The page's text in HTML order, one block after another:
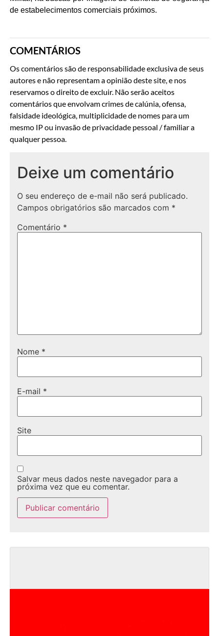
de estabelecimentos comerciais próximos.
COMENTÁRIOS
Os comentários são de responsabilidade exclusiva de seus
autores e não representam a opinião deste site, e nos
reservamos o direito de excluir. Não serão aceitos
comentários que envolvam crimes de calúnia, ofensa,
falsidade ideológica, multiplicidade de nomes para um
mesmo IP ou invasão de privacidade pessoal / familiar a
qualquer pessoa.
Deixe um comentário
O seu endereço de e-mail não será publicado.
Campos obrigatórios são marcados com *
Comentário *
Nome *
E-mail *
Site
Salvar meus dados neste navegador para a
próxima vez que eu comentar.